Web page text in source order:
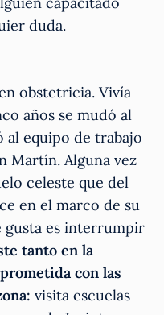
duda.
obstetricia. Vivía
años se mudó al
al equipo de trabajo
Martín. Alguna vez
celeste que del
en el marco de su
gusta es interrumpir
tanto en la
con las
visita escuelas